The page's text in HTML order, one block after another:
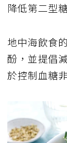
降低第二型
地中海飲食
酚，並提倡
於控制血糖